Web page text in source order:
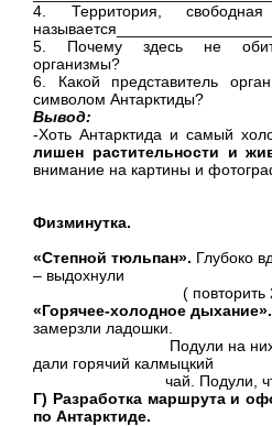
4. Территория,
5. Почему здесь не
организмы?
6. Какой представитель
символом Антарктиды?
Вывод:
-Хоть Антарктида и самый
лишен растительности и
внимание на картины и
Физминутка.
«Степной тюльпан». Глубоко
– выдохнули
( повторить 2-3
«Горячее-холодное дыхание».
замерзли ладошки.
Подули на них
дали горячий
чай. Подули, чтобы
Г) Разработка маршрута и
по Антарктиде.